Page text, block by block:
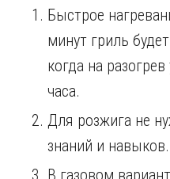
Быстрое
минут гриль
когда на
часа.
Для розжига не
знаний и навыков.
В газовом